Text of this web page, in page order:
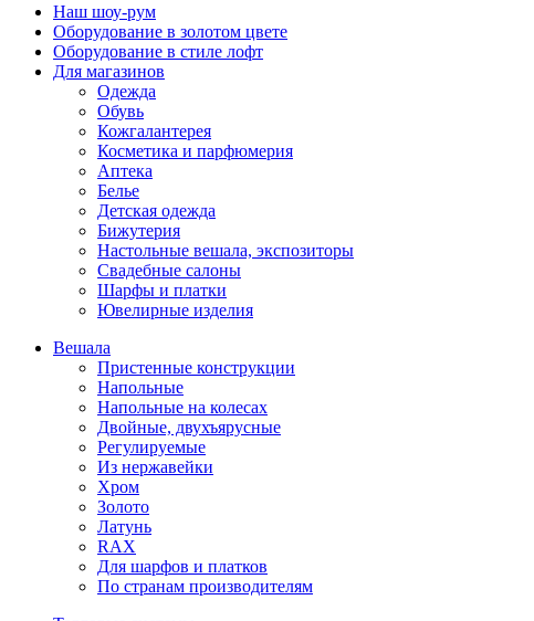
Наш шоу-рум
Оборудование в золотом цвете
Оборудование в стиле лофт
Для магазинов
Одежда
Обувь
Кожгалантерея
Косметика и парфюмерия
Аптека
Белье
Детская одежда
Бижутерия
Настольные вешала, экспозиторы
Свадебные салоны
Шарфы и платки
Ювелирные изделия
Вешала
Пристенные конструкции
Напольные
Напольные на колесах
Двойные, двухъярусные
Регулируемые
Из нержавейки
Хром
Золото
Латунь
RAX
Для шарфов и платков
По странам производителям